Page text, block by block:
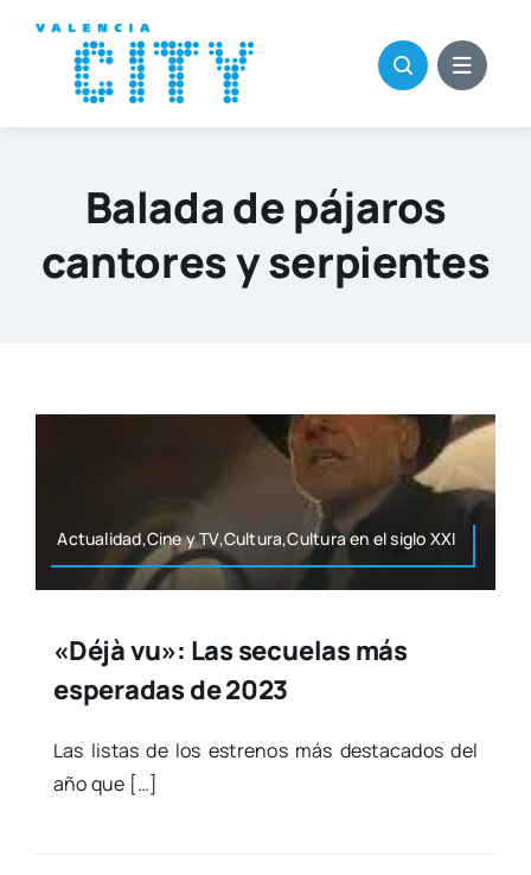
contenido
Balada de pájaros
cantores y serpientes
Actualidad,Cine y TV,Cultura,Cultura en el siglo XXI
«Déjà vu»: Las secuelas más
esperadas de 2023
Las lis­tas de los estre­nos más des­ta­ca­dos del
año que […]